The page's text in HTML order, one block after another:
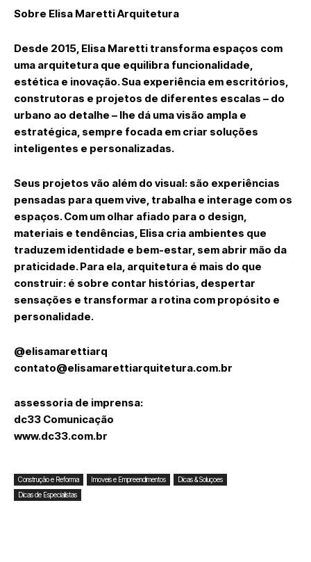
Sobre Elisa Maretti Arquitetura
Desde 2015, Elisa Maretti transforma espaços com
uma arquitetura que equilibra funcionalidade,
estética e inovação. Sua experiência em escritórios,
construtoras e projetos de diferentes escalas – do
urbano ao detalhe – lhe dá uma visão ampla e
estratégica, sempre focada em criar soluções
inteligentes e personalizadas.
Seus projetos vão além do visual: são experiências
pensadas para quem vive, trabalha e interage com os
espaços. Com um olhar afiado para o design,
materiais e tendências, Elisa cria ambientes que
traduzem identidade e bem-estar, sem abrir mão da
praticidade. Para ela, arquitetura é mais do que
construir: é sobre contar histórias, despertar
sensações e transformar a rotina com propósito e
personalidade.
@elisamarettiarq
contato@elisamarettiarquitetura.com.br
assessoria de imprensa:
dc33 Comunicação
www.dc33.com.br
Construção e Reforma Imoveis e Empreendimentos
Dicas & Soluçoes
Dicas de Especialistas